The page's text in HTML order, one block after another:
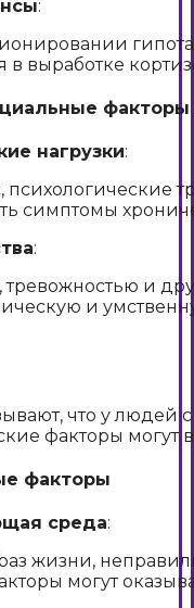
:
выработке
факторы
нагрузки:
психологические
симптомы
:
и
и
что у людей
факторы могут
факторы
среда:
жизни,
могут